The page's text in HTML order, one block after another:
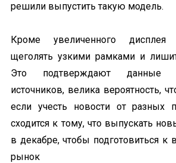
решили выпустить такую модель.
Кроме увеличенного дисплея
щеголять узкими рамками и
Это подтверждают данные
источников, велика вероятность,
если учесть новости от разных
сходится к тому, что выпускать
в декабре, чтобы подготовиться к
рынок